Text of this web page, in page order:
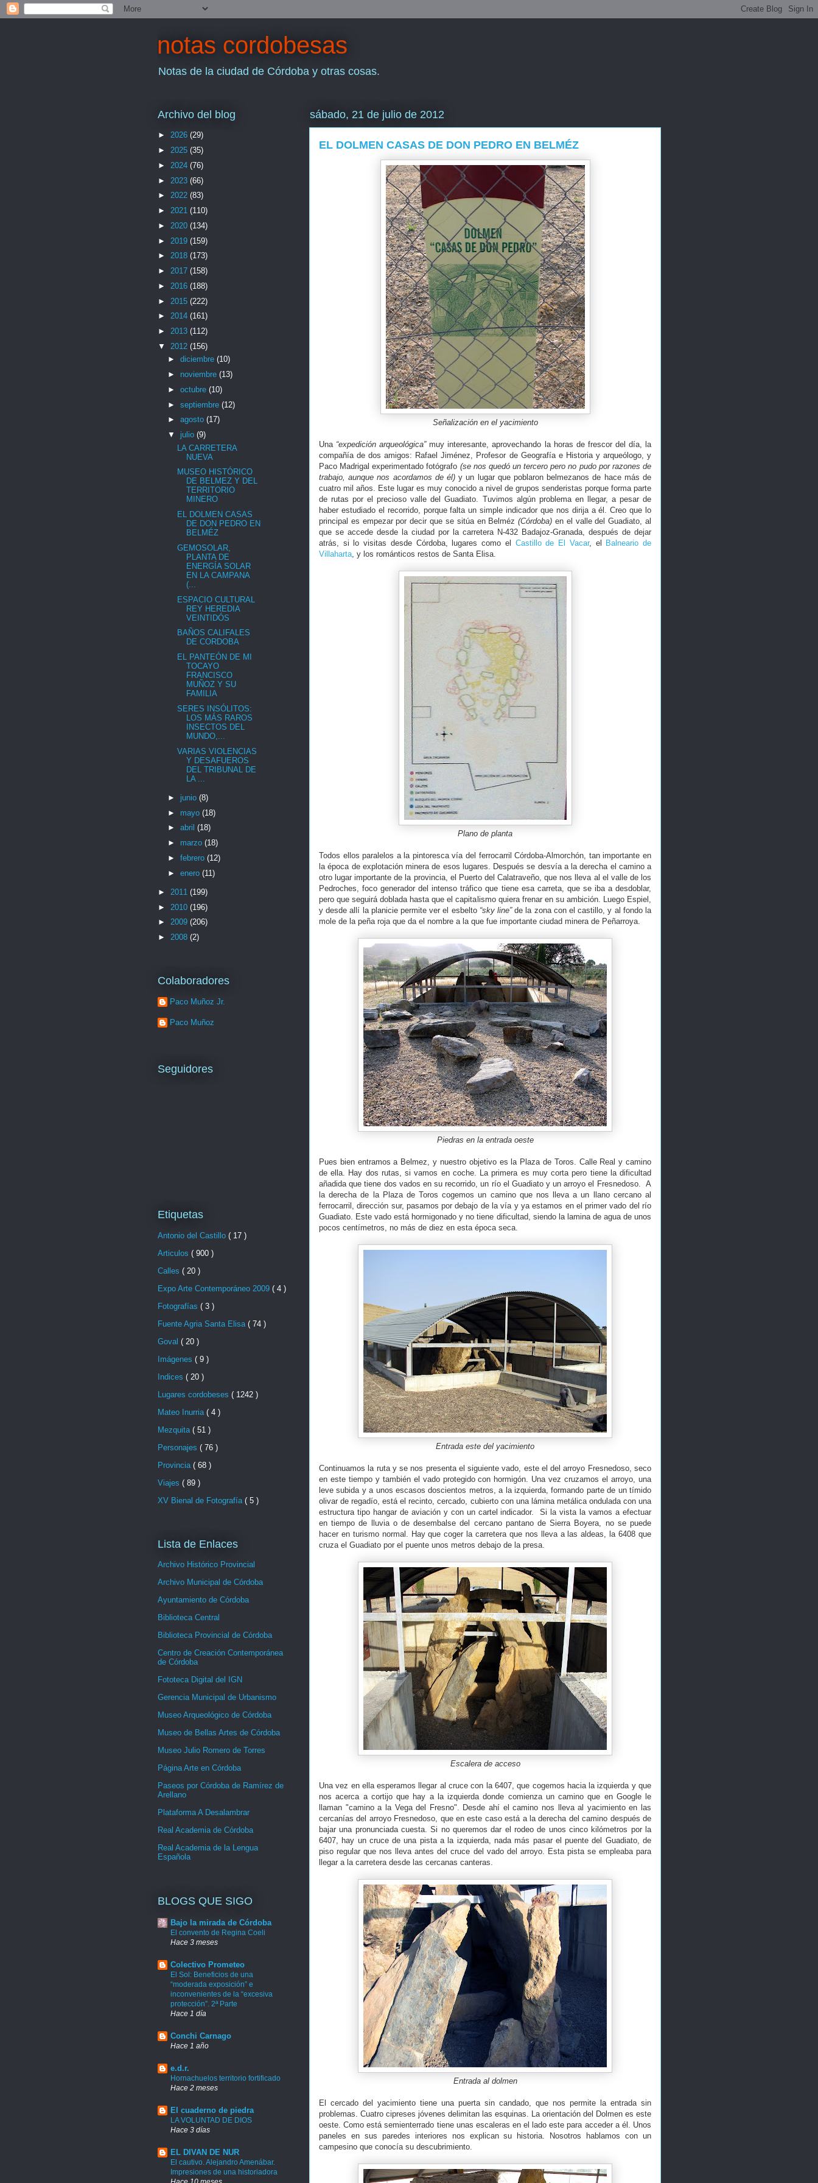
notas cordobesas
Notas de la ciudad de Córdoba y otras cosas.
sábado, 21 de julio de 2012
EL DOLMEN CASAS DE DON PEDRO EN BELMÉZ
Señalización en el yacimiento
Una “expedición arqueológica”muy interesante, aprovechando la horas de frescor del día, la
compañía de dos amigos: Rafael Jiménez, Profesor de Geografía e Historia y arqueólogo, y
Paco Madrigal experimentado fotógrafo (se nos quedó un tercero pero no pudo por razones de
trabajo, aunque nos acordamos de él)y un lugar que poblaron belmezanos de hace más de
cuatro mil años. Este lugar es muy conocido a nivel de grupos senderistas porque forma parte
de rutas por el precioso valle del Guadiato. Tuvimos algún problema en llegar, a pesar de
haber estudiado el recorrido, porque falta un simple indicador que nos dirija a él. Creo que lo
principal es empezar por decir que se sitúa en Belméz(Córdoba) en el valle del Guadiato, al
que se accede desde la ciudad por la carretera N-432 Badajoz-Granada, después de dejar
atrás, si lo visitas desde Córdoba, lugares como el Castillo de El Vacar, el
Balneario de
Villaharta, y los románticos restos de Santa Elisa.
Plano de planta
Todos ellos paralelos a la pintoresca vía del ferrocarril Córdoba-Almorchón, tan importante en
la época de explotación minera de esos lugares. Después se desvía a la derecha el camino a
otro lugar importante de la provincia, el Puerto del Calatraveño, que nos lleva al el valle de los
Pedroches, foco generador del intenso tráfico que tiene esa carreta, que se iba a desdoblar,
pero que seguirá doblada hasta que el capitalismo quiera frenar en su ambición. Luego Espiel,
y desde allí la planicie permite ver el esbelto “sky line”de la zona con el castillo, y al fondo la
mole de la peña roja que da el nombre a la que fue importante ciudad minera de Peñarroya.
Piedras en la entrada oeste
Pues bien entramos a Belmez, y nuestro objetivo es la Plaza de Toros. Calle Real y camino
de ella. Hay dos rutas, si vamos en coche. La primera es muy corta pero tiene la dificultad
añadida que tiene dos vados en su recorrido, un río el Guadiato y un arroyo el Fresnedoso. A
la derecha de la Plaza de Toros cogemos un camino que nos lleva a un llano cercano al
ferrocarril, dirección sur, pasamos por debajo de la vía y ya estamos en el primer vado del río
Guadiato. Este vado está hormigonado y no tiene dificultad, siendo la lamina de agua de unos
pocos centímetros, no más de diez en esta época seca.
Entrada este del yacimiento
Continuamos la ruta y se nos presenta el siguiente vado, este el del arroyo Fresnedoso, seco
en este tiempo y también el vado protegido con hormigón. Una vez cruzamos el arroyo, una
leve subida y a unos escasos doscientos metros, a la izquierda, formando parte de un tímido
olivar de regadío, está el recinto, cercado, cubierto con una lámina metálica ondulada con una
estructura tipo hangar de aviación y con un cartel indicador. Si la vista la vamos a efectuar
en tiempo de lluvia o de desembalse del cercano pantano de Sierra Boyera, no se puede
hacer en turismo normal. Hay que coger la carretera que nos lleva a las aldeas, la 6408 que
cruza el Guadiato por el puente unos metros debajo de la presa.
Escalera de acceso
Una vez en ella esperamos llegar al cruce con la 6407, que cogemos hacia la izquierda y que
nos acerca a cortijo que hay a la izquierda donde comienza un camino que en Google le
llaman "camino a la Vega del Fresno". Desde ahí el camino nos lleva al yacimiento en las
cercanías del arroyo Fresnedoso, que en este caso está a la derecha del camino después de
bajar una pronunciada cuesta. Si no queremos dar el rodeo de unos cinco kilómetros por la
6407, hay un cruce de una pista a la izquierda, nada más pasar el puente del Guadiato, de
piso regular que nos lleva antes del cruce del vado del arroyo. Esta pista se empleaba para
llegar a la carretera desde las cercanas canteras.
Entrada al dolmen
El cercado del yacimiento tiene una puerta sin candado, que nos permite la entrada sin
problemas. Cuatro cipreses jóvenes delimitan las esquinas. La orientación del Dolmen es este
oeste. Como está semienterrado tiene unas escaleras en el lado este para acceder a él. Unos
paneles en sus paredes interiores nos explican su historia. Nosotros hablamos con un
campesino que conocía su descubrimiento.
Archivo del blog
► 2026 (29)
► 2025 (35)
► 2024 (76)
► 2023 (66)
► 2022 (83)
► 2021 (110)
► 2020 (134)
► 2019 (159)
► 2018 (173)
► 2017 (158)
► 2016 (188)
► 2015 (222)
► 2014 (161)
► 2013 (112)
▼ 2012 (156)
► diciembre (10)
► noviembre (13)
► octubre (10)
► septiembre (12)
► agosto (17)
▼ julio (9)
LA CARRETERA
NUEVA
MUSEO HISTÓRICO
DE BELMEZ Y DEL
TERRITORIO
MINERO
EL DOLMEN CASAS
DE DON PEDRO EN
BELMÉZ
GEMOSOLAR,
PLANTA DE
ENERGÍA SOLAR
EN LA CAMPANA
(...
ESPACIO CULTURAL
REY HEREDIA
VEINTIDÓS
BAÑOS CALIFALES
DE CORDOBA
EL PANTEÓN DE MI
TOCAYO
FRANCISCO
MUÑOZ Y SU
FAMILIA
SERES INSÓLITOS:
LOS MÁS RAROS
INSECTOS DEL
MUNDO,...
VARIAS VIOLENCIAS
Y DESAFUEROS
DEL TRIBUNAL DE
LA ...
► junio (8)
► mayo (18)
► abril (18)
► marzo (18)
► febrero (12)
► enero (11)
► 2011 (199)
► 2010 (196)
► 2009 (206)
► 2008 (2)
Colaboradores
Paco Muñoz Jr.
Paco Muñoz
Seguidores
Etiquetas
Antonio del Castillo ( 17 )
Articulos ( 900 )
Calles ( 20 )
Expo Arte Contemporáneo 2009 ( 4 )
Fotografías ( 3 )
Fuente Agria Santa Elisa ( 74 )
Goval ( 20 )
Imágenes ( 9 )
Indices ( 20 )
Lugares cordobeses ( 1242 )
Mateo Inurria ( 4 )
Mezquita ( 51 )
Personajes ( 76 )
Provincia ( 68 )
Viajes ( 89 )
XV Bienal de Fotografía ( 5 )
Lista de Enlaces
Archivo Histórico Provincial
Archivo Municipal de Córdoba
Ayuntamiento de Córdoba
Biblioteca Central
Biblioteca Provincial de Córdoba
Centro de Creación Contemporánea
de Córdoba
Fototeca Digital del IGN
Gerencia Municipal de Urbanismo
Museo Arqueológico de Córdoba
Museo de Bellas Artes de Córdoba
Museo Julio Romero de Torres
Página Arte en Córdoba
Paseos por Córdoba de Ramírez de
Arellano
Plataforma A Desalambrar
Real Academia de Córdoba
Real Academia de la Lengua
Española
BLOGS QUE SIGO
Bajo la mirada de Córdoba
El convento de Regina Coeli
Hace 3 meses
Colectivo Prometeo
El Sol: Beneficios de una
“moderada exposición” e
inconvenientes de la “excesiva
protección”. 2ª Parte
Hace 1 día
Conchi Carnago
Hace 1 año
e.d.r.
Hornachuelos territorio fortificado
Hace 2 meses
El cuaderno de piedra
LA VOLUNTAD DE DIOS
Hace 3 días
EL DIVAN DE NUR
El cautivo. Alejandro Amenábar.
Impresiones de una historiadora